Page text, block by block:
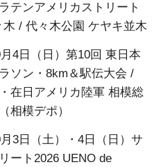
テンアメリカストリート
木 / 代々木公園 ケヤキ並木
4日（日）第10回 東日本
ソン・8km＆駅伝大会 /
在日アメリカ陸軍 相模総
相模デポ）
3日（土）・4日（日）サ
ート2026 UENO de